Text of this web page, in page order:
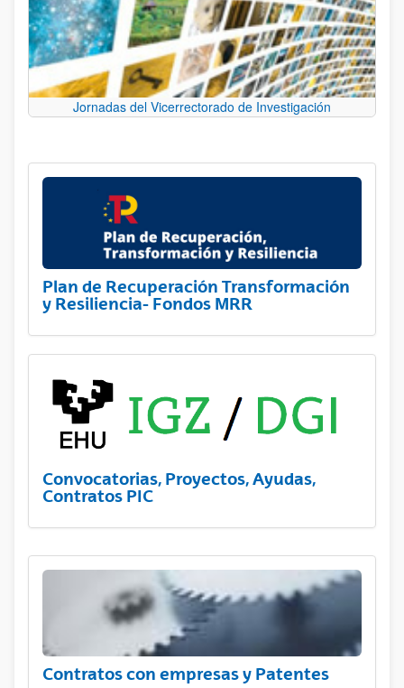
Jornadas del Vicerrectorado de Investigación
Plan de Recuperación Transformación
y Resiliencia- Fondos MRR
Convocatorias, Proyectos, Ayudas,
Contratos PIC
Contratos con empresas y Patentes